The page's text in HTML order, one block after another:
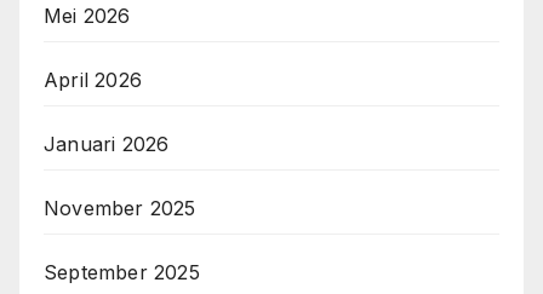
Mei 2026
April 2026
Januari 2026
November 2025
September 2025